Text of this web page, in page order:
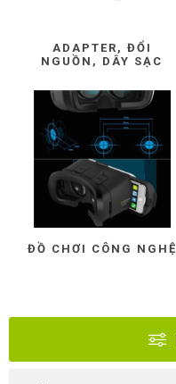
ADAPTER, ĐỔI
NGUỒN, DÂY SẠC
ĐỒ CHƠI CÔNG NGHỆ